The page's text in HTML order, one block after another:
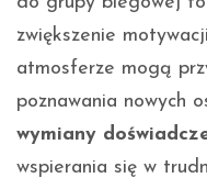
zwiększenie
atmosferze mogą
poznawania nowych
wymiany
wspierania się w